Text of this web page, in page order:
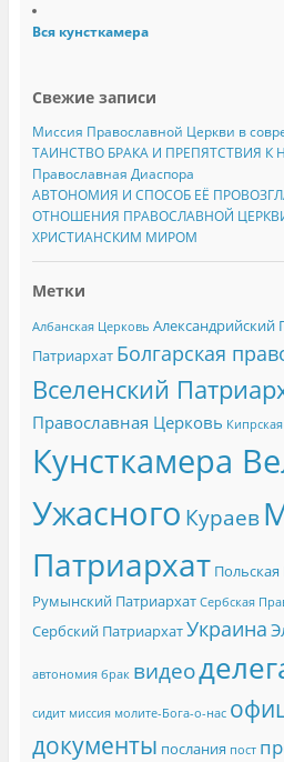
Вся кунсткамера
Свежие записи
Миссия Православной Церкви в
ТАИНСТВО БРАКА И ПРЕПЯТСТВИЯ К
Православная Диаспора
АВТОНОМИЯ И СПОСОБ ЕЁ
ОТНОШЕНИЯ ПРАВОСЛАВНОЙ
ХРИСТИАНСКИМ МИРОМ
Метки
Албанская Церковь Александрийский
Патриархат Болгарская
Вселенский
Православная Церковь
Кунсткамера
Ужасного Кураев
Патриархат
Румынский Патриархат Сербская
Сербский ПатриархатУкраина
автономия брак видео
сидит миссия молите-Бога-о-нас
документы послания пост